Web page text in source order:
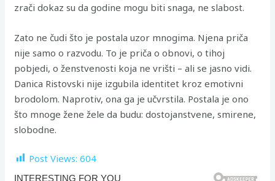
zrači dokaz su da godine mogu biti snaga, ne slabost.
Zato ne čudi što je postala uzor mnogima. Njena priča
nije samo o razvodu. To je priča o obnovi, o tihoj
pobjedi, o ženstvenosti koja ne vrišti – ali se jasno vidi.
Danica Ristovski nije izgubila identitet kroz emotivni
brodolom. Naprotiv, ona ga je učvrstila. Postala je ono
što mnoge žene žele da budu: dostojanstvene, smirene,
slobodne.
Post Views: 604